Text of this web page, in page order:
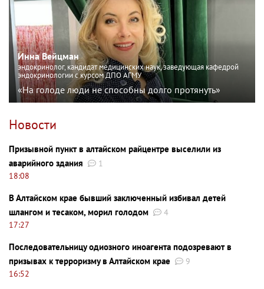
Инна Вейцман
эндокринолог, кандидат медицинских наук, заведующая кафедрой
эндокринологии с курсом ДПО АГМУ
«На голоде люди не способны долго протянуть»
Новости
Призывной пункт в алтайском райцентре выселили из
аварийного здания
1
18:08
В Алтайском крае бывший заключенный избивал детей
шлангом и тесаком, морил голодом
4
17:27
Последовательницу одиозного иноагента подозревают в
призывах к терроризму в Алтайском крае
9
16:52